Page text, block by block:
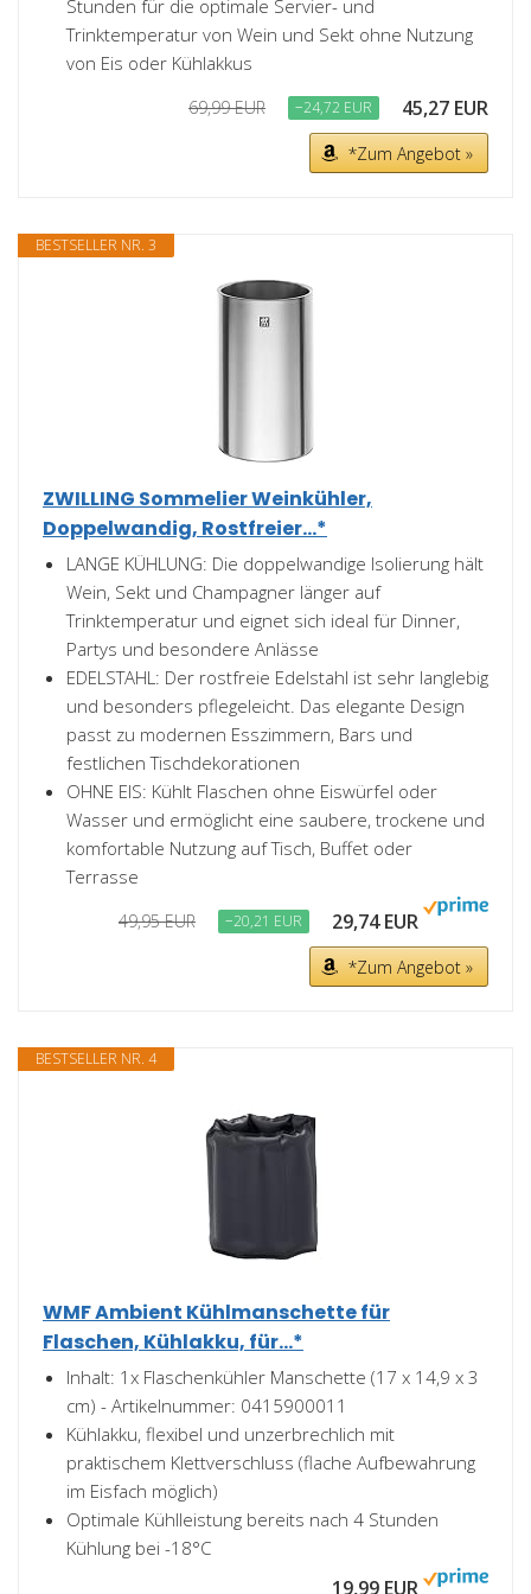
Stunden für die optimale Servier- und
Trinktemperatur von Wein und Sekt ohne Nutzung
von Eis oder Kühlakkus
69,99 EUR −24,72 EUR 45,27 EUR
*Zum Angebot »
BESTSELLER NR. 3
ZWILLING Sommelier Weinkühler,
Doppelwandig, Rostfreier...*
LANGE KÜHLUNG: Die doppelwandige Isolierung hält
Wein, Sekt und Champagner länger auf
Trinktemperatur und eignet sich ideal für Dinner,
Partys und besondere Anlässe
EDELSTAHL: Der rostfreie Edelstahl ist sehr langlebig
und besonders pflegeleicht. Das elegante Design
passt zu modernen Esszimmern, Bars und
festlichen Tischdekorationen
OHNE EIS: Kühlt Flaschen ohne Eiswürfel oder
Wasser und ermöglicht eine saubere, trockene und
komfortable Nutzung auf Tisch, Buffet oder
Terrasse
49,95 EUR −20,21 EUR 29,74 EUR
*Zum Angebot »
BESTSELLER NR. 4
WMF Ambient Kühlmanschette für
Flaschen, Kühlakku, für...*
Inhalt: 1x Flaschenkühler Manschette (17 x 14,9 x 3
cm) - Artikelnummer: 0415900011
Kühlakku, flexibel und unzerbrechlich mit
praktischem Klettverschluss (flache Aufbewahrung
im Eisfach möglich)
Optimale Kühlleistung bereits nach 4 Stunden
Kühlung bei -18°C
19,99 EUR